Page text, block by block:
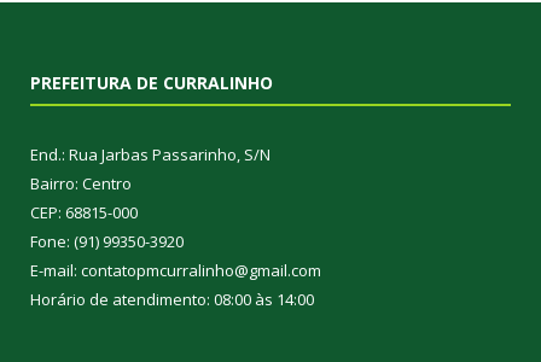
PREFEITURA DE CURRALINHO
End.: Rua Jarbas Passarinho, S/N
Bairro: Centro
CEP: 68815-000
Fone: (91) 99350-3920
E-mail: contatopmcurralinho@gmail.com
Horário de atendimento: 08:00 às 14:00